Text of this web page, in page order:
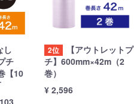
し
チ
【10
2位
【アウトレットプ
チ】600mm×42m（2
巻）
¥ 2,596